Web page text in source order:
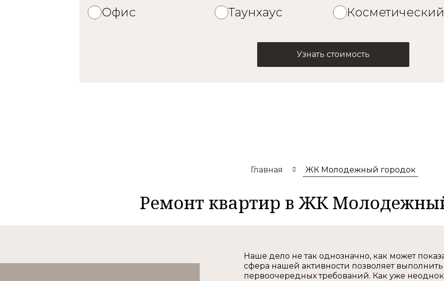
Офис
Таунхаус
Косметический
Узнать стоимость
Главная ЖК Молодежный городок
Ремонт квартир в ЖК
Наше дело не так однозначно, как может
сфера нашей активности позволяет
первоочередных требований. Как уже